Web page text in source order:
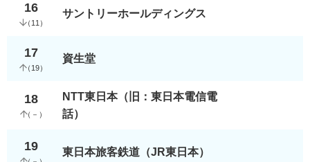
16
（ 11 ）
サントリーホールディングス
17
（ 19）
資生堂
18
（ － ）
NTT東日本（旧：東日本電信電
話）
19 東日本旅客鉄道（JR東日本）